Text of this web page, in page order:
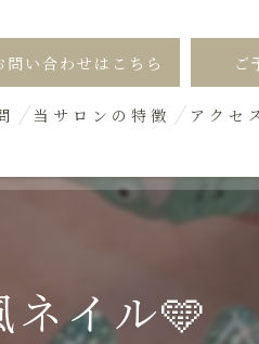
問い合わせはこちら ご
当サロンの特徴
シンプル
デザイン
アクセ
イル🩵